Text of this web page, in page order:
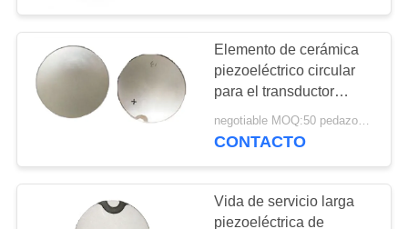
Disco piezoeléctrico
Elemento de cerámica
piezoeléctrico circular
para el transductor
ultrasónico enfocado
CONTACTO
Vida de servicio larga
piezoeléctrica de